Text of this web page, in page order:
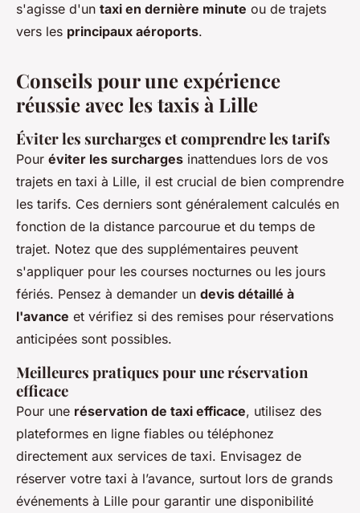
s'agisse d'un taxi en dernière minute ou de trajets
vers les principaux aéroports.
Conseils pour une expérience
réussie avec les taxis à Lille
Éviter les surcharges et comprendre les tarifs
Pour éviter les surcharges inattendues lors de vos
trajets en taxi à Lille, il est crucial de bien comprendre
les tarifs. Ces derniers sont généralement calculés en
fonction de la distance parcourue et du temps de
trajet. Notez que des supplémentaires peuvent
s'appliquer pour les courses nocturnes ou les jours
fériés. Pensez à demander un devis détaillé à
l'avance et vérifiez si des remises pour réservations
anticipées sont possibles.
Meilleures pratiques pour une réservation
efficace
Pour une réservation de taxi efficace, utilisez des
plateformes en ligne fiables ou téléphonez
directement aux services de taxi. Envisagez de
réserver votre taxi à l’avance, surtout lors de grands
événements à Lille pour garantir une disponibilité